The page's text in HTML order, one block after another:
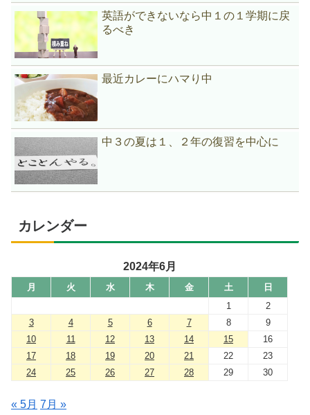
英語ができないなら中１の１学期に戻
るべき
最近カレーにハマり中
中３の夏は１、２年の復習を中心に
カレンダー
2024年6月
月 火 水 木 金 土
日
1
2
3
4 5 6 7 8
9
10
11 12 13 14 15
16
17
18 19 20 21 22
23
24
25 26 27 28 29 30
« 5月 7月 »